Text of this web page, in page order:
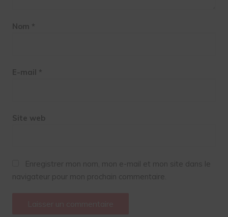
Nom *
E-mail *
Site web
Enregistrer mon nom, mon e-mail et mon site dans le
navigateur pour mon prochain commentaire.